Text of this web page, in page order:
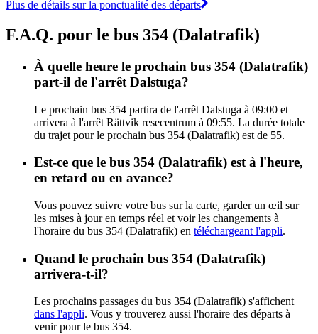
Plus de détails sur la ponctualité des départs
F.A.Q. pour le bus 354 (Dalatrafik)
À quelle heure le prochain bus 354 (Dalatrafik)
part-il de l'arrêt Dalstuga?
Le prochain bus 354 partira de l'arrêt Dalstuga à 09:00 et
arrivera à l'arrêt Rättvik resecentrum à 09:55. La durée totale
du trajet pour le prochain bus 354 (Dalatrafik) est de 55.
Est-ce que le bus 354 (Dalatrafik) est à l'heure,
en retard ou en avance?
Vous pouvez suivre votre bus sur la carte, garder un œil sur
les mises à jour en temps réel et voir les changements à
l'horaire du bus 354 (Dalatrafik) en téléchargeant l'appli.
Quand le prochain bus 354 (Dalatrafik)
arrivera-t-il?
Les prochains passages du bus 354 (Dalatrafik) s'affichent
dans l'appli. Vous y trouverez aussi l'horaire des départs à
venir pour le bus 354.